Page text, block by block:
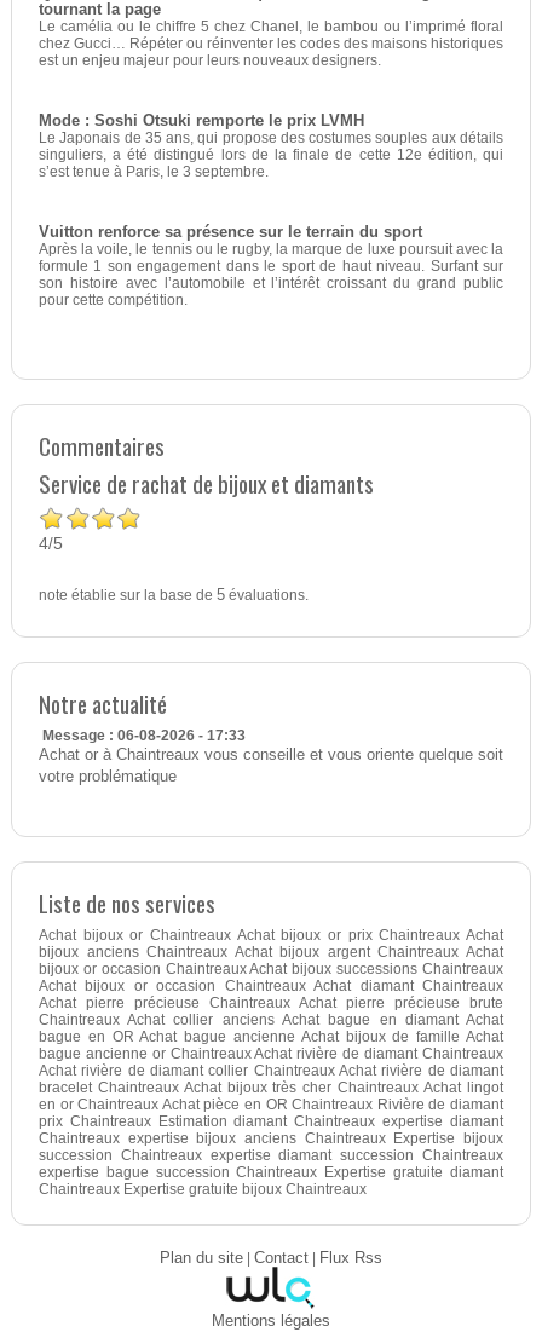
tournant la page
Le camélia ou le chiffre 5 chez Chanel, le bambou ou l’imprimé floral
chez Gucci… Répéter ou réinventer les codes des maisons historiques
est un enjeu majeur pour leurs nouveaux designers.
Mode : Soshi Otsuki remporte le prix LVMH
Le Japonais de 35 ans, qui propose des costumes souples aux détails
singuliers, a été distingué lors de la finale de cette 12e édition, qui
s’est tenue à Paris, le 3 septembre.
Vuitton renforce sa présence sur le terrain du sport
Après la voile, le tennis ou le rugby, la marque de luxe poursuit avec la
formule 1 son engagement dans le sport de haut niveau. Surfant sur
son histoire avec l’automobile et l’intérêt croissant du grand public
pour cette compétition.
Commentaires
Service de rachat de bijoux et diamants
4/5
note établie sur la base de 5évaluations.
Notre actualité
Message : 06-08-2026 - 17:33
Achat or à Chaintreaux vous conseille et vous oriente quelque soit
votre problématique
Liste de nos services
Achat bijoux or Chaintreaux Achat bijoux or prix Chaintreaux Achat
bijoux anciens Chaintreaux Achat bijoux argent Chaintreaux Achat
bijoux or occasion Chaintreaux Achat bijoux successions Chaintreaux
Achat bijoux or occasion Chaintreaux Achat diamant Chaintreaux
Achat pierre précieuse Chaintreaux Achat pierre précieuse brute
Chaintreaux Achat collier anciens Achat bague en diamant Achat
bague en OR Achat bague ancienne Achat bijoux de famille Achat
bague ancienne or Chaintreaux Achat rivière de diamant Chaintreaux
Achat rivière de diamant collier Chaintreaux Achat rivière de diamant
bracelet Chaintreaux Achat bijoux très cher Chaintreaux Achat lingot
en or Chaintreaux Achat pièce en OR Chaintreaux Rivière de diamant
prix Chaintreaux Estimation diamant Chaintreaux expertise diamant
Chaintreaux expertise bijoux anciens Chaintreaux Expertise bijoux
succession Chaintreaux expertise diamant succession Chaintreaux
expertise bague succession Chaintreaux Expertise gratuite diamant
Chaintreaux Expertise gratuite bijoux Chaintreaux
Plan du site| Contact| Flux Rss
Mentions légales